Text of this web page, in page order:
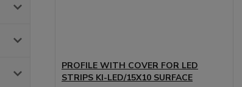
PROFILE WITH COVER FOR LED
STRIPS KI-LED/15X10 SURFACE